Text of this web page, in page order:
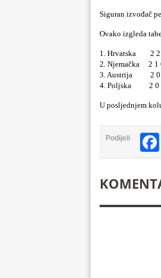
Siguran izvođač
Ovako izgleda
1. Hrvatska 2 2
2. Njemačka 2 1
3. Austrija 2 0
4. Poljska 2 0
U posljednjem
Podijeli